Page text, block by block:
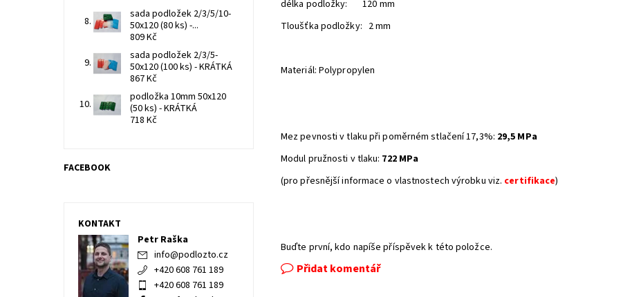
délka podložky: 120 mm
Tloušťka podložky: 2 mm
Materiál: Polypropylen
Mez pevnosti v tlaku při poměrném stlačení 17,3%: 29,5 MPa
Modul pružnosti v tlaku: 722 MPa
(pro přesnější informace o vlastnostech výrobku viz. certifikace)
Buďte první, kdo napíše příspěvek k této položce.
Přidat komentář
sada podložek 2/3/5/10-
50x120 (80 ks) -...
809 Kč
sada podložek 2/3/5-
50x120 (100 ks) - KRÁTKÁ
867 Kč
podložka 10mm 50x120
(50 ks) - KRÁTKÁ
718 Kč
FACEBOOK
KONTAKT
Petr Raška
info@podlozto.cz
+420 608 761 189
+420 608 761 189